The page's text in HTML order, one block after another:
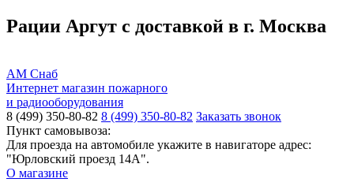
Рации Аргут с доставкой в г. Москва
АМ Снаб
Интернет магазин пожарного
и радиооборудования
8 (499) 350-80-82 8 (499) 350-80-82 Заказать звонок
Пункт самовывоза:
Для проезда на автомобиле укажите в навигаторе адрес:
"Юрловский проезд 14А".
О магазине